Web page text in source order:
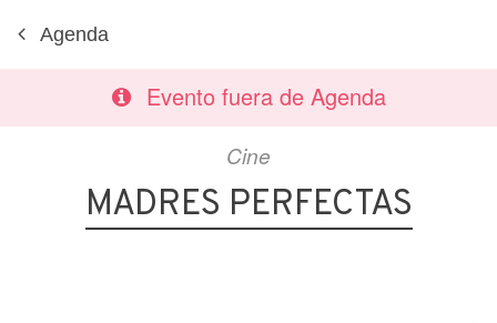
Agenda
Evento fuera de Agenda
Cine
MADRES PERFECTAS